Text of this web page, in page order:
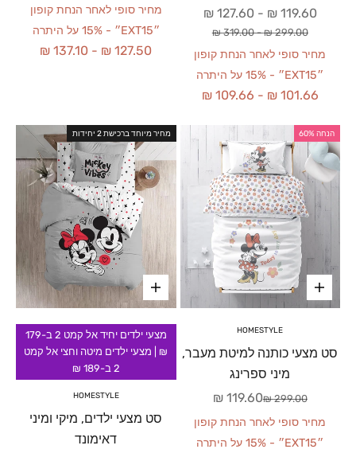
מחיר מבצע
119.60 ₪
-
127.60 ₪
מחיר רגיל
299.00 ₪
-
319.00 ₪
מחיר סופי לאחר הנחת קופון
״EXT15״ - 15% על היתרה
101.66 ₪
-
109.66 ₪
מחיר סופי לאחר הנחת קופון
״EXT15״ - 15% על היתרה
127.50 ₪
-
137.10 ₪
הנחה 60%
HOMESTYLE
סט מצעי כותנה למיטת מעבר,
מיני ספרינג
מחיר מבצע
119.60 ₪ מחיר רגיל
299.00 ₪
מחיר סופי לאחר הנחת קופון
״EXT15״ - 15% על היתרה
מחיר מיוחד ברכישת 2 יחידות
מצעי ילדים יחיד אל קמט 2 ב-179
₪ | מצעי ילדים מיטה וחצי אל קמט
2 ב-189 ₪
HOMESTYLE
סט מצעי ילדים, מיקי ומיני
דאימונד